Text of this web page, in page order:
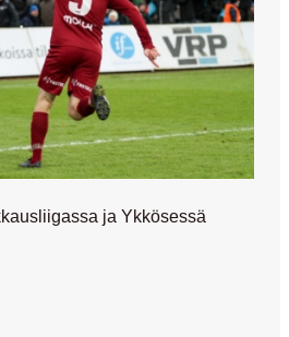
ja Ykkösessä